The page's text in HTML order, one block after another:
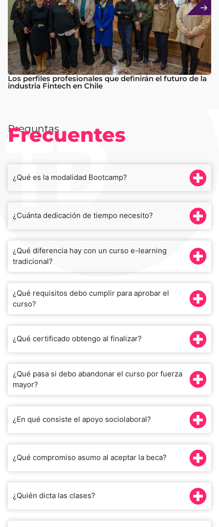
Los perfiles profesionales que definirán el futuro de la
industria Fintech en Chile
Preguntas
Frecuentes
¿Qué es la modalidad Bootcamp?
¿Cuánta dedicación de tiempo necesito?
¿Qué diferencia hay con un curso e-learning
tradicional?
¿Qué requisitos debo cumplir para aprobar el
curso?
¿Qué certificado obtengo al finalizar?
¿Qué pasa si debo abandonar el curso por fuerza
mayor?
¿En qué consiste el apoyo sociolaboral?
¿Qué compromiso asumo al aceptar la beca?
¿Quién dicta las clases?